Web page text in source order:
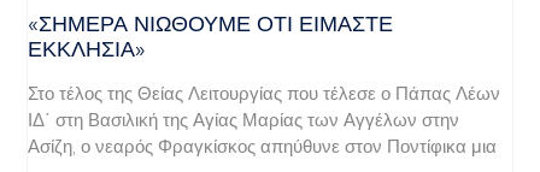
«ΣΉΜΕΡΑ ΝΙΏΘΟΥΜΕ ΌΤΙ ΕΊΜΑΣΤΕ
ΕΚΚΛΗΣΊΑ»
Στο τέλος της Θείας Λειτουργίας που τέλεσε ο Πάπας Λέων
ΙΔ΄ στη Βασιλική της Αγίας Μαρίας των Αγγέλων στην
Ασίζη, ο νεαρός Φραγκίσκος απηύθυνε στον Ποντίφικα μια